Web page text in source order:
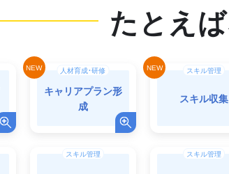
人材育成・研修
キャリアプラン形
成
スキル管理
スキル収集
スキル管理 スキル管理